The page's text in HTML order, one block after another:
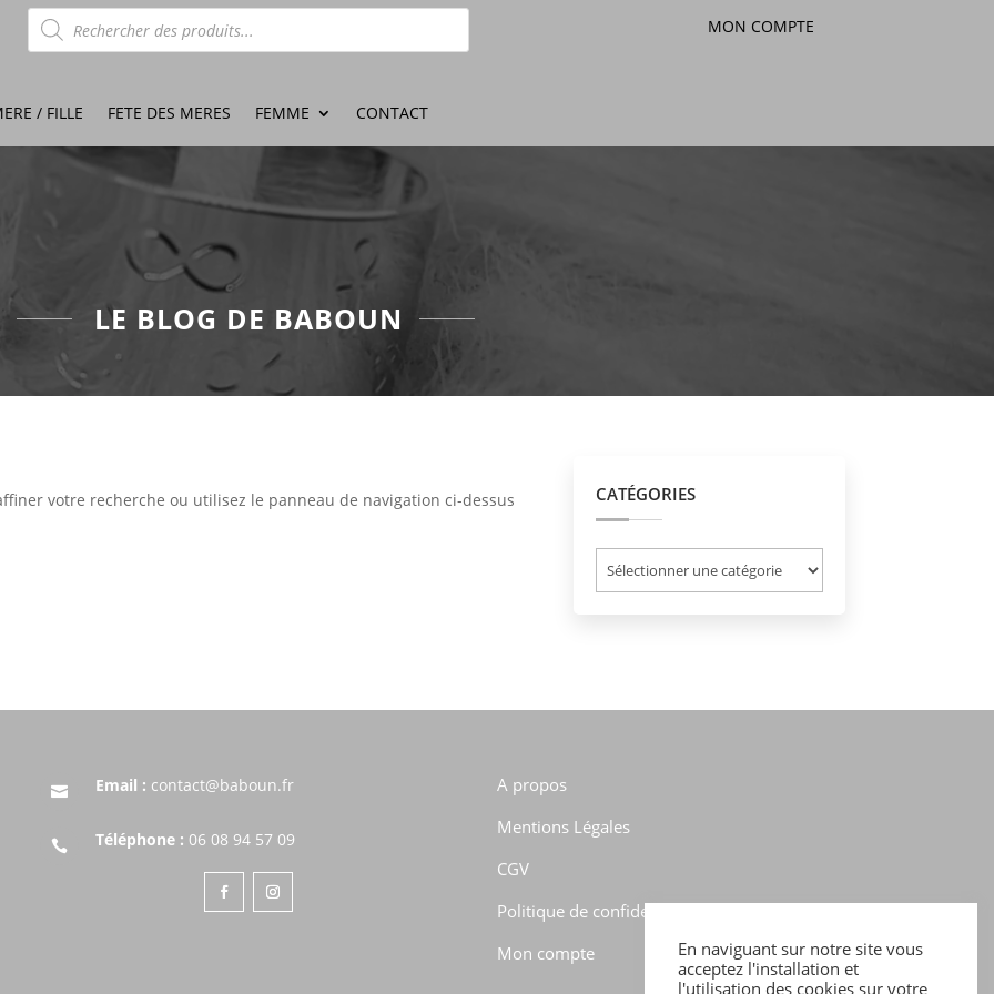
Recherche
de
produits
MON COMPTE
/ FILLE FETE DES MERES FEMME CONTACT
LE BLOG DE BABOUN
votre recherche ou utilisez le panneau de navigation ci-dessus CATÉGORIES
 Email : contact@baboun.fr
 Téléphone : 06 08 94 57 09
A propos
Mentions Légales
CGV
Politique de confidentialité
Mon compte
En naviguant sur notre site vous
acceptez l'installation et
l'utilisation des cookies sur votre